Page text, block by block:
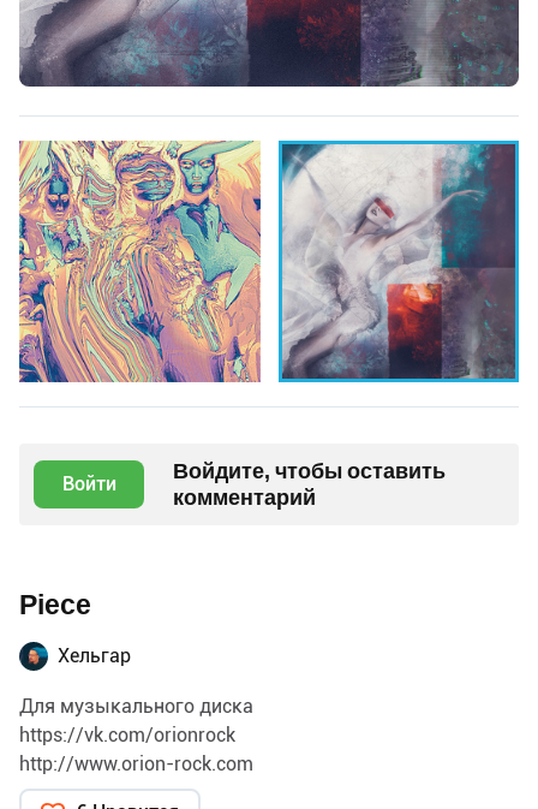
Войти
Войдите, чтобы оставить
комментарий
Piece
Хельгар
Для музыкального диска
https://vk.com/orionrock
http://www.orion-rock.com